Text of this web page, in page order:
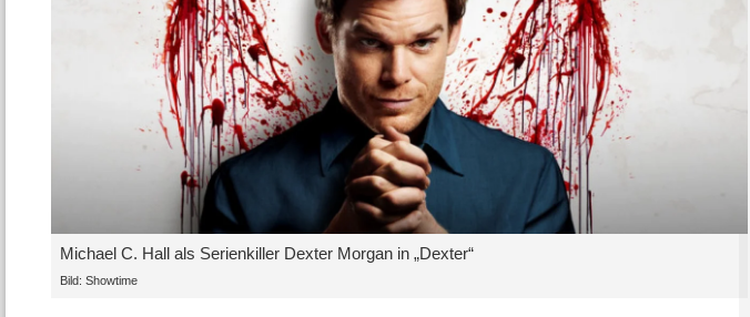
Michael C. Hall als Serienkiller Dexter Morgan in „Dexter“
Bild: Showtime